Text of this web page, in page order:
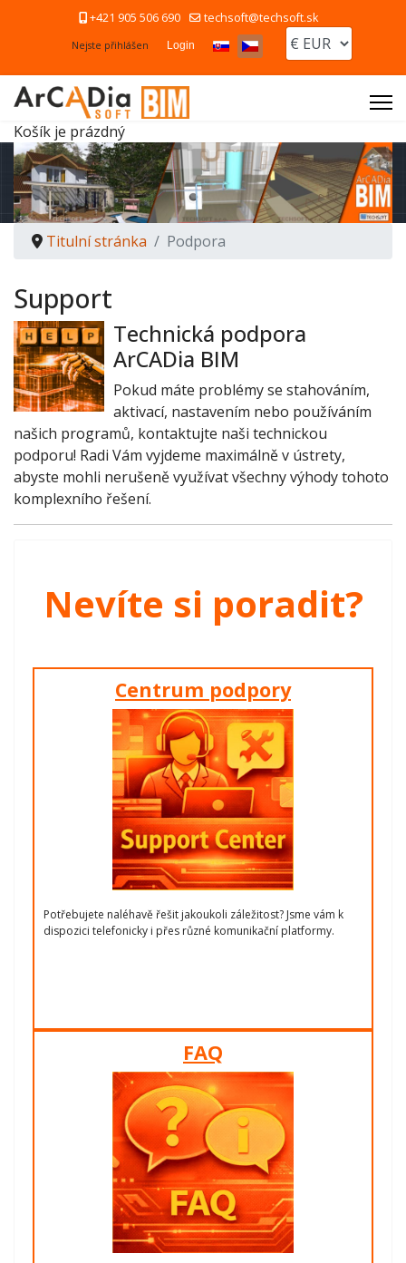
+421 905 506 690 techsoft@techsoft.sk
Nejste přihlášen Login Zvolte jazyk
Košík je prázdný
Titulní stránka Podpora
Support
Technická podpora
ArCADia BIM
Pokud máte problémy se stahováním,
aktivací, nastavením nebo používáním
našich programů, kontaktujte naši technickou
podporu! Radi Vám vyjdeme maximálně v ústrety,
abyste mohli nerušeně využívat všechny výhody tohoto
komplexního řešení.
Nevíte si poradit?
Centrum podpory
Potřebujete naléhavě řešit jakoukoli záležitost? Jsme vám k
dispozici telefonicky i přes různé komunikační platformy.
FAQ